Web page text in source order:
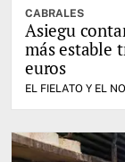
CABRALES
Asiegu
más estable
euros
EL FIELATO Y EL